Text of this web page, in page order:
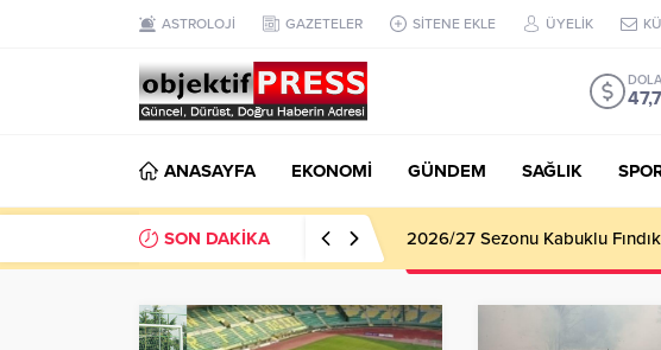
ASTROLOJİ GAZETELER SİTENE EKLE ÜYELİK
ANASAYFA EKONOMİ GÜNDEM SAĞLIK
SON DAKİKA 2026/27 Sezonu Kabuklu